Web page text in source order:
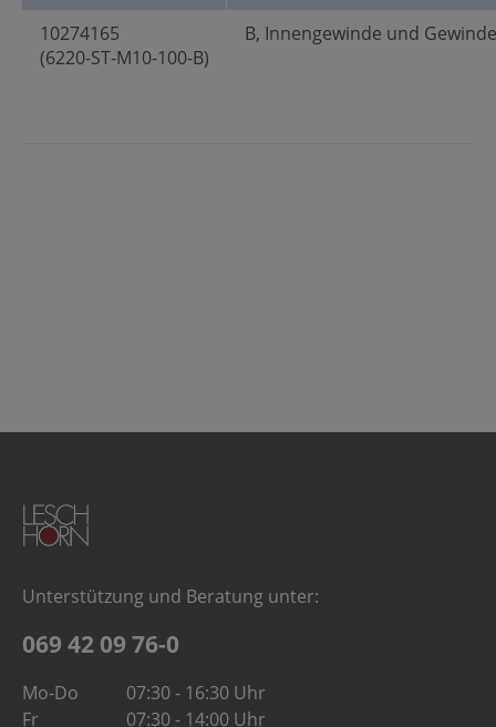
10274165
(6220-ST-M10-100-B)
B, Innengewinde und
Unterstützung und Beratung unter:
069 42 09 76-0
Mo-Do
07:30 - 16:30 Uhr
Fr
07:30 - 14:00 Uhr